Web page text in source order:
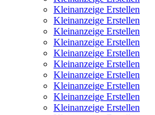
Kleinanzeige Erstellen
Kleinanzeige Erstellen
Kleinanzeige Erstellen
Kleinanzeige Erstellen
Kleinanzeige Erstellen
Kleinanzeige Erstellen
Kleinanzeige Erstellen
Kleinanzeige Erstellen
Kleinanzeige Erstellen
Kleinanzeige Erstellen